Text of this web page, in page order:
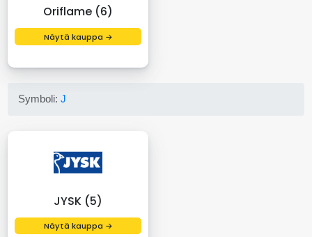
Oriflame (6)
Näytä kauppa →
Symboli:J
JYSK (5)
Näytä kauppa →